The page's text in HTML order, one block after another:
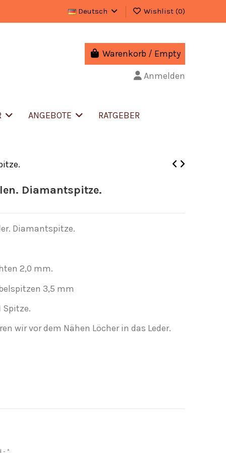
Deutsch Wishlist (0)
Warenkorb / Empty
Anmelden
ANGEBOTE
RATGEBER
Diamantspitze.
Diamantspitze.
2,0 mm.
3,5 mm
Spitze.
wir vor dem Nähen Löcher in das Leder.